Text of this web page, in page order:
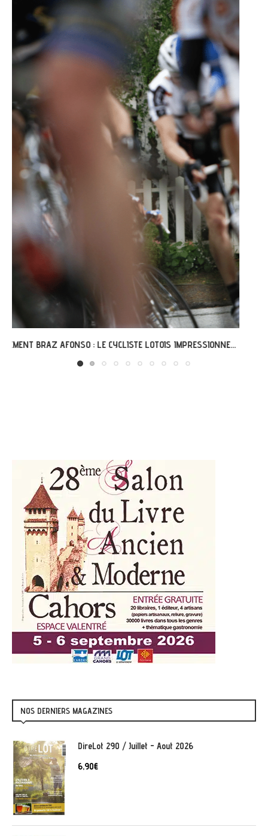
GRÉGOIRE ET L’AVENTURE « G’VÉLO » À MERCUÈS...
NOS DERNIERS MAGAZINES
DireLot 290 / Juillet - Aout 2026
6,90€